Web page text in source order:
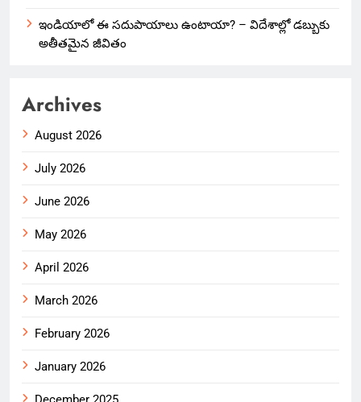
ఇండియాలో‌ ఈ సదుపాయాలు ఉంటాయా? – విదేశాల్లో డబ్బుకు
అతీతమైన జీవితం
Archives
August 2026
July 2026
June 2026
May 2026
April 2026
March 2026
February 2026
January 2026